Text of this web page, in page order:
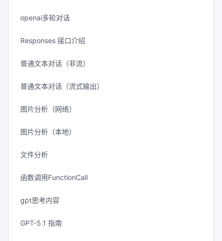
openai多轮对话
Responses 接口介绍
普通文本对话（非流）
普通文本对话（流式输出）
图片分析（网络）
图片分析（本地）
文件分析
函数调用FunctionCall
gpt思考内容
GPT-5.1 指南